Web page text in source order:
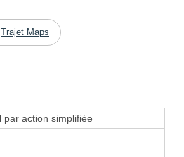
Trajet Maps
par action simplifiée